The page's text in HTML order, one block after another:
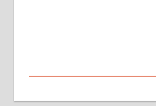
МАЛИ ОГЛАСИ